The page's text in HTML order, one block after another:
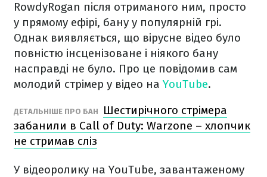
RowdyRogan після отриманого ним, просто
у прямому ефірі, бану у популярній грі.
Однак виявляється, що вірусне відео було
повністю інсценізоване і ніякого бану
насправді не було. Про це повідомив сам
молодий стрімер у відео на YouTube.
ДЕТАЛЬНІШЕ ПРО БАН
Шестирічного стрімера
забанили в Call of Duty: Warzone – хлопчик
не стримав сліз
У відеоролику на YouTube, завантаженому